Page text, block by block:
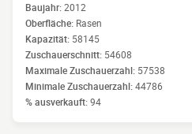
Baujahr:2012
Oberfläche: Rasen
Kapazität: 58145
Zuschauerschnitt: 54608
Maximale Zuschauerzahl: 57538
Minimale Zuschauerzahl:44786
% ausverkauft:94